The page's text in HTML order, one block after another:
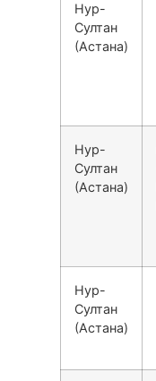
Нур-
Султан
(Астана)
Нур-
Султан
(Астана)
Нур-
Султан
(Астана)